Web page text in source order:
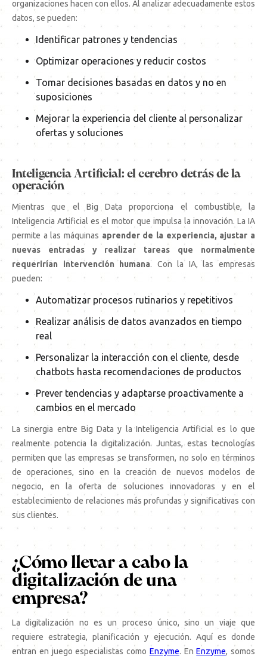
organizaciones hacen con ellos. Al analizar adecuadamente estos
datos, se pueden:
Identificar patrones y tendencias
Optimizar operaciones y reducir costos
Tomar decisiones basadas en datos y no en
suposiciones
Mejorar la experiencia del cliente al personalizar
ofertas y soluciones
Inteligencia Artificial: el cerebro detrás de la
operación
Mientras que el Big Data proporciona el combustible, la
Inteligencia Artificial es el motor que impulsa la innovación. La IA
permite a las máquinas aprender de la experiencia, ajustar a
nuevas entradas y realizar tareas que normalmente
requerirían intervención humana. Con la IA, las empresas
pueden:
Automatizar procesos rutinarios y repetitivos
Realizar análisis de datos avanzados en tiempo
real
Personalizar la interacción con el cliente, desde
chatbots hasta recomendaciones de productos
Prever tendencias y adaptarse proactivamente a
cambios en el mercado
La sinergia entre Big Data y la Inteligencia Artificial es lo que
realmente potencia la digitalización. Juntas, estas tecnologías
permiten que las empresas se transformen, no solo en términos
de operaciones, sino en la creación de nuevos modelos de
negocio, en la oferta de soluciones innovadoras y en el
establecimiento de relaciones más profundas y significativas con
sus clientes.
¿Cómo llevar a cabo la
digitalización de una
empresa?
La digitalización no es un proceso único, sino un viaje que
requiere estrategia, planificación y ejecución. Aquí es donde
entran en juego especialistas como Enzyme. EnEnzyme, somos